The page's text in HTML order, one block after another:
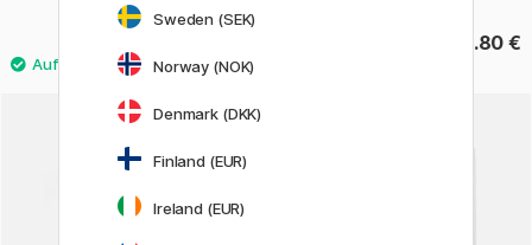
2.80 €
Sweden (SEK)
Norway (NOK)
Denmark (DKK)
Finland (EUR)
Ireland (EUR)